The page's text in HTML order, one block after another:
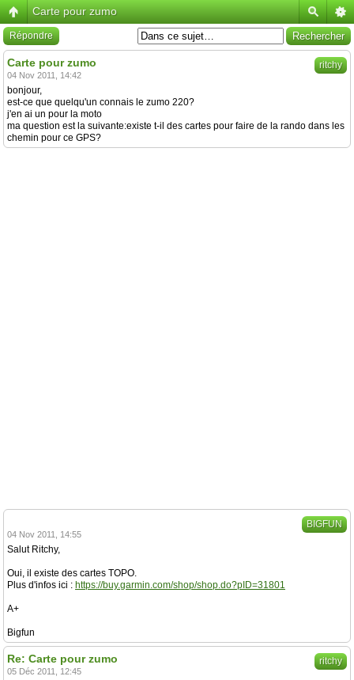
Carte pour zumo
Répondre
ritchy
Carte pour zumo
04 Nov 2011, 14:42
bonjour,
est-ce que quelqu'un connais le zumo 220?
j'en ai un pour la moto
ma question est la suivante:existe t-il des cartes pour faire de la rando dans les
chemin pour ce GPS?
BIGFUN
04 Nov 2011, 14:55
Salut Ritchy,
Oui, il existe des cartes TOPO.
Plus d'infos ici : https://buy.garmin.com/shop/shop.do?pID=31801
A+
Bigfun
ritchy
Re: Carte pour zumo
05 Déc 2011, 12:45